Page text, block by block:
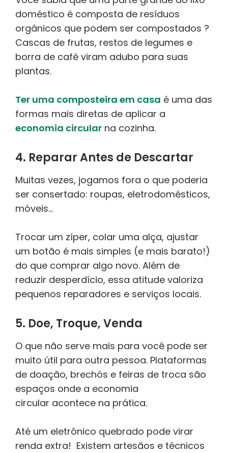
doméstico é composta de resíduos
orgânicos que podem ser compostados ?
Cascas de frutas, restos de legumes e
borra de café viram adubo para suas
plantas.
Ter uma composteira em casa é uma das
formas mais diretas de aplicar a
economia circular na cozinha.
4. Reparar Antes de Descartar
Muitas vezes, jogamos fora o que poderia
ser consertado: roupas, eletrodomésticos,
móveis…
Trocar um zíper, colar uma alça, ajustar
um botão é mais simples (e mais barato!)
do que comprar algo novo. Além de
reduzir desperdício, essa atitude valoriza
pequenos reparadores e serviços locais.
5. Doe, Troque, Venda
O que não serve mais para você pode ser
muito útil para outra pessoa. Plataformas
de doação, brechós e feiras de troca são
espaços onde a economia
circular acontece na prática.
Até um eletrônico quebrado pode virar
renda extra! Existem artesãos e técnicos